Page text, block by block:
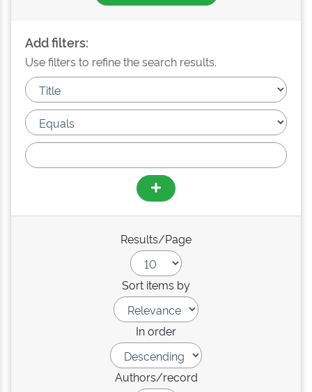
Add filters:
Use filters to refine the search results.
Results/Page
Sort items by
In order
Authors/record